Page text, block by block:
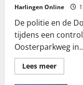
Harlingen Online
De politie en de
tijdens een
Oosterparkweg
Lees meerLees
meer